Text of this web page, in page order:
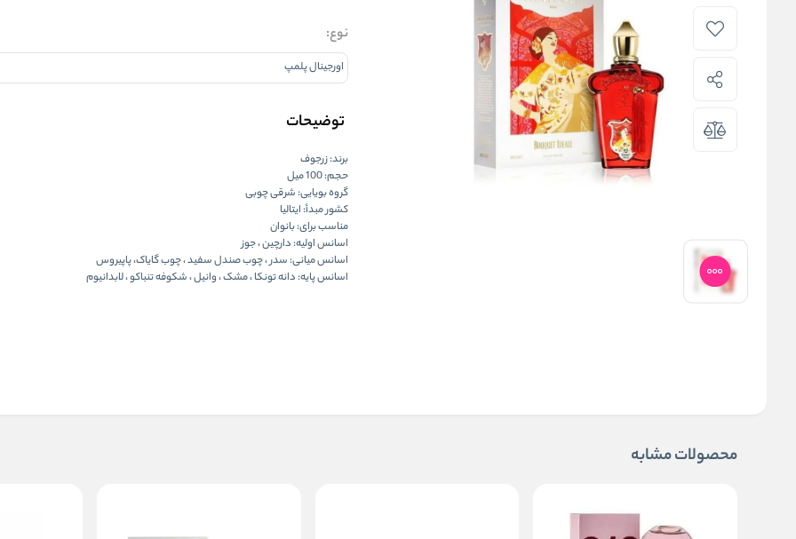
نوع:
توضیحات
برند: زرجوف
حجم: 100 میل
گروه بویایی: شرقی چوبی
کشور مبدأ: ایتالیا
مناسب برای: بانوان
اسانس اولیه: دارچین ، جوز
اسانس میانی: سدر ، چوب صندل سفید ، چوب گایاک، پاپیروس
اسانس پایه: دانه تونکا ، مشک ، وانیل ، شکوفه تنباکو ، لابدانیوم
محصولات مشابه